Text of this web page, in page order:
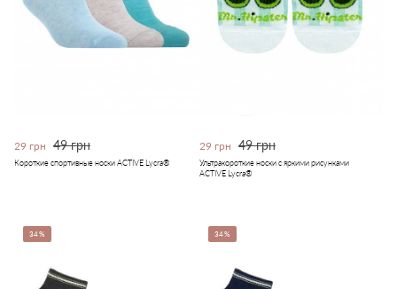
29 грн 49 грн
Короткие спортивные носки ACTIVE Lycra®
29 грн 49 грн
Ультракороткие носки с яркими рисунками
ACTIVE Lycra®
34% 34%